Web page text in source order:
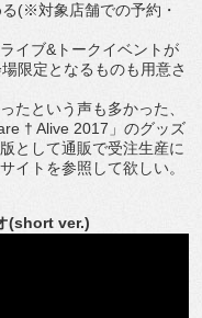
(※対象店舗での予約・
イブ&トークイベントが
限定となるものも用意さ
たという声も多かった、
† Alive 2017」のグッズ
として通販で受注生産に
イトを参照して欲しい。
(short ver.)